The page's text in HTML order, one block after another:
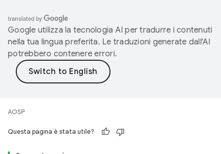
Google utilizza la tecnologia AI per tradurre i contenuti
nella tua lingua preferita. Le traduzioni generate dall'AI
potrebbero contenere errori.
AOSP
Questa pagina è stata utile?